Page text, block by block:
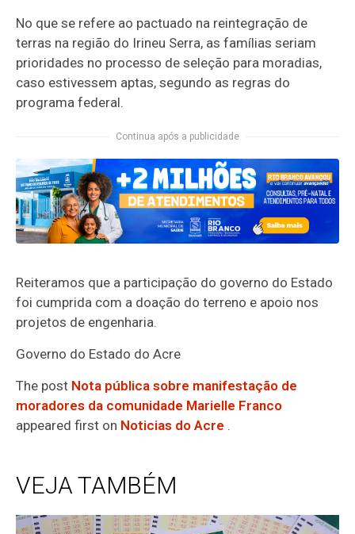
No que se refere ao pactuado na reintegração de
terras na região do Irineu Serra, as famílias seriam
prioridades no processo de seleção para moradias,
caso estivessem aptas, segundo as regras do
programa federal.
Continua após a publicidade
Reiteramos que a participação do governo do Estado
foi cumprida com a doação do terreno e apoio nos
projetos de engenharia.
Governo do Estado do Acre
The post Nota pública sobre manifestação de
moradores da comunidade Marielle Franco
appeared first on Noticias do Acre .
VEJA TAMBÉM